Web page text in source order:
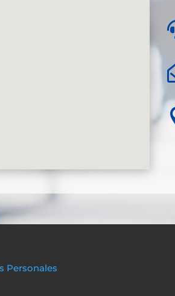
Personales